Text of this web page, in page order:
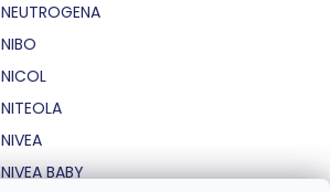
NEUTROGENA
NIBO
NICOL
NITEOLA
NIVEA
NIVEA BABY